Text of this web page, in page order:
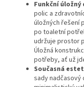
Funkční úložný
polic a
úložných řešení
po toaletní
udržuje prostor
Úložná
potřeby, ať už
Současná
sady nadčasový